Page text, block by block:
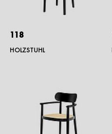
118
HOLZSTUHL